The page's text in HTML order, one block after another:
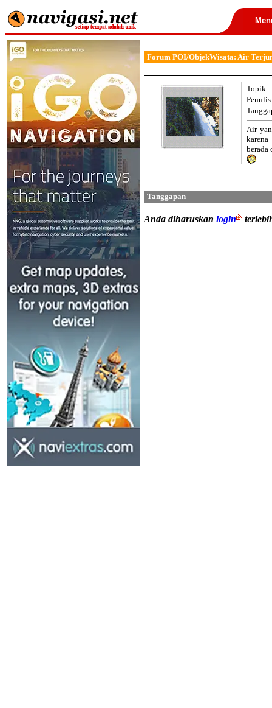
Forum POI/ObjekWisata: Air
Topik
Penulis
Air
berada
Tanggapan
Anda diharuskan login